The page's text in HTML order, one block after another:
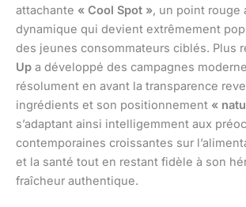
attachante « Cool Spot », un point rouge
dynamique qui devient extrêmement
des jeunes consommateurs ciblés. Plus
Up a développé des campagnes
résolument en avant la transparence
ingrédients et son positionnement «
s’adaptant ainsi intelligemment aux
contemporaines croissantes sur
et la santé tout en restant fidèle à son
fraîcheur authentique.